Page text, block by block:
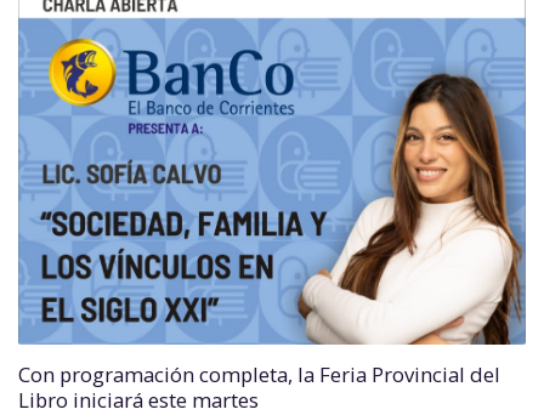
Con programación completa, la Feria Provincial del
Libro iniciará este martes